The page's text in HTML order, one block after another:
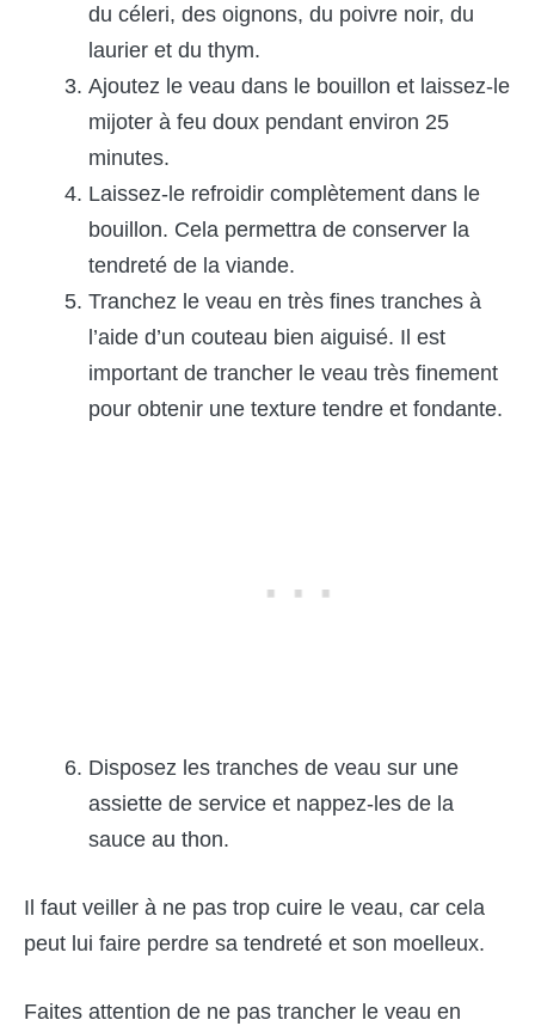
du céleri, des oignons, du poivre noir, du
laurier et du thym.
Ajoutez le veau dans le bouillon et laissez-le
mijoter à feu doux pendant environ 25
minutes.
Laissez-le refroidir complètement dans le
bouillon. Cela permettra de conserver la
tendreté de la viande.
Tranchez le veau en très fines tranches à
l’aide d’un couteau bien aiguisé. Il est
important de trancher le veau très finement
pour obtenir une texture tendre et fondante.
Disposez les tranches de veau sur une
assiette de service et nappez-les de la
sauce au thon.
Il faut veiller à ne pas trop cuire le veau, car cela
peut lui faire perdre sa tendreté et son moelleux.
Faites attention de ne pas trancher le veau en